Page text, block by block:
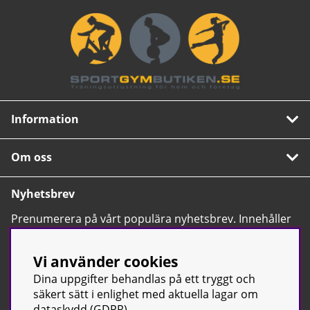
Bältet vid magen har snabbkoppling och har
designats för att kännas behaglig mot mage och
höfter.
Booty Builder får dig att utföra hip thrust-
övningarna mer effektivt genom en större
rörelsebana. Detta bidrar förstås till ökad rörlighet
och att flera muskler aktiveras av träningen.
Den är skonsam för höfter och knäleder såväl som
perfekt som rehabilitering av dessa områden.
Information
Om oss
Nyhetsbrev
Prenumerera på vårt populära nyhetsbrev. Innehåller
tips, nyheter och våra allra bästa erbjudanden.
Vi använder cookies
Dina uppgifter behandlas på ett tryggt och
säkert sätt i enlighet med aktuella lagar om